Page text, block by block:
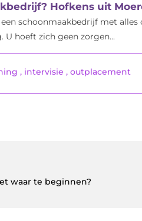
Hofkens uit
schoonmaakbedrijf met alles
U hoeft zich geen zorgen...
, intervisie ,outplacement
waar te beginnen?